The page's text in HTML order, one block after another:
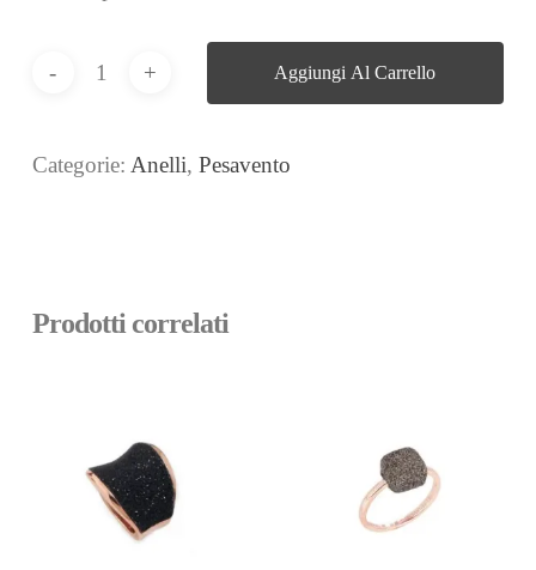
Aggiungi Al Carrello
Categorie: Anelli, Pesavento
Prodotti correlati